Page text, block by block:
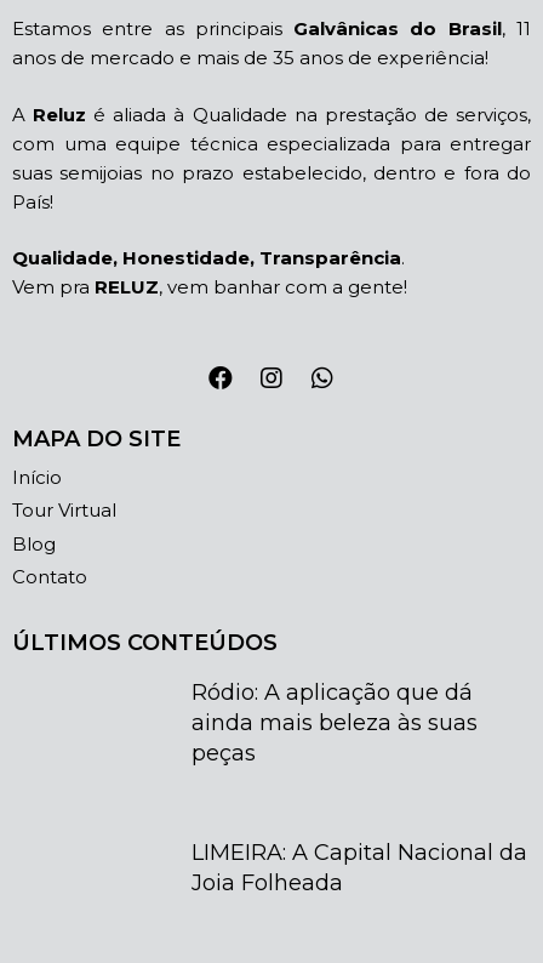
Estamos entre as principais Galvânicas do Brasil, 11
anos de mercado e mais de 35 anos de experiência!
A Reluz é aliada à Qualidade na prestação de serviços,
com uma equipe técnica especializada para entregar
suas semijoias no prazo estabelecido, dentro e fora do
País!
Qualidade, Honestidade, Transparência.
Vem pra RELUZ, vem banhar com a gente!
MAPA DO SITE
Início
Tour Virtual
Blog
Contato
ÚLTIMOS CONTEÚDOS
Ródio: A aplicação que dá
ainda mais beleza às suas
peças
LIMEIRA: A Capital Nacional da
Joia Folheada